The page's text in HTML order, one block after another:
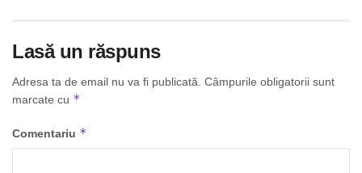
Lasă un răspuns
Adresa ta de email nu va fi publicată. Câmpurile obligatorii sunt
marcate cu *
Comentariu *